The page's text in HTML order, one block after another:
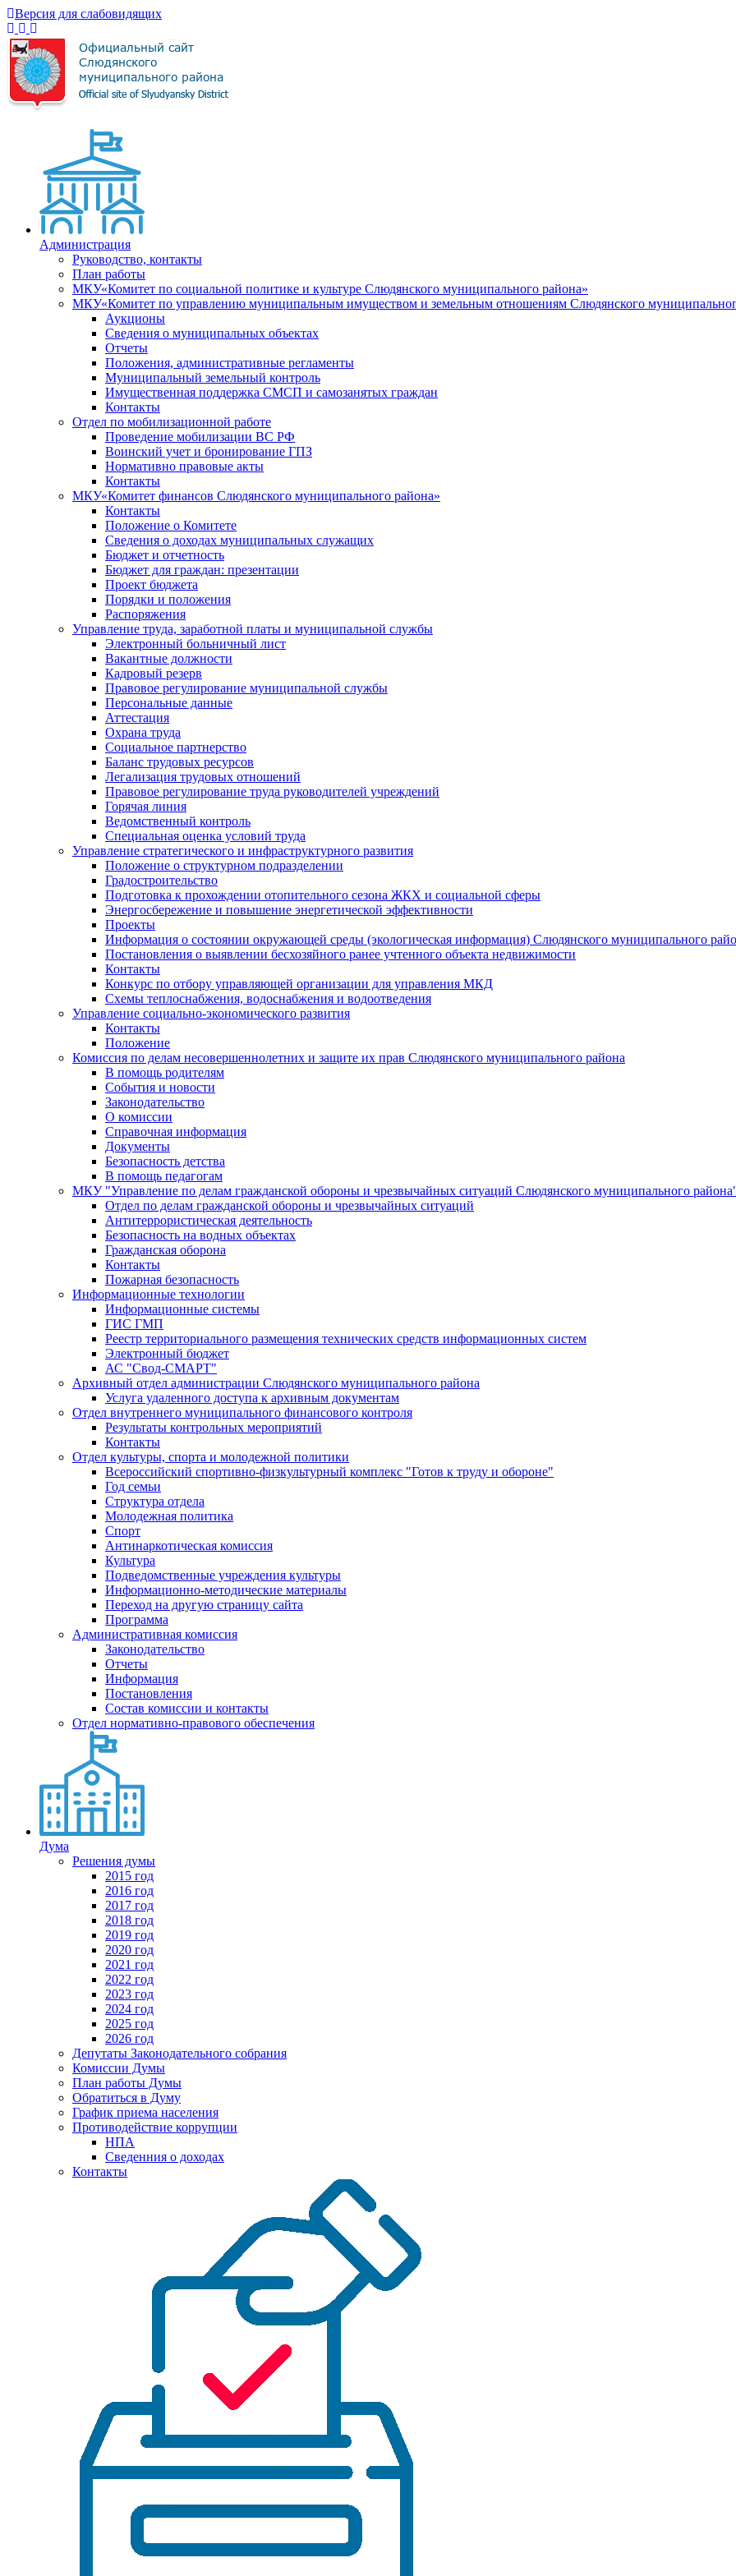
Версия для слабовидящих
Администрация
Руководство, контакты
План работы
МКУ«Комитет по социальной политике и культуре Слюдянского муниципального района»
МКУ«Комитет по управлению муниципальным имуществом и земельным отношениям Слюдянского
Аукционы
Сведения о муниципальных объектах
Отчеты
Положения, административные регламенты
Муниципальный земельный контроль
Имущественная поддержка СМСП и самозанятых граждан
Контакты
Отдел по мобилизационной работе
Проведение мобилизации ВС РФ
Воинский учет и бронирование ГПЗ
Нормативно правовые акты
Контакты
МКУ«Комитет финансов Слюдянского муниципального района»
Контакты
Положение о Комитете
Сведения о доходах муниципальных служащих
Бюджет и отчетность
Бюджет для граждан: презентации
Проект бюджета
Порядки и положения
Распоряжения
Управление труда, заработной платы и муниципальной службы
Электронный больничный лист
Вакантные должности
Кадровый резерв
Правовое регулирование муниципальной службы
Персональные данные
Аттестация
Охрана труда
Социальное партнерство
Баланс трудовых ресурсов
Легализация трудовых отношений
Правовое регулирование труда руководителей учреждений
Горячая линия
Ведомственный контроль
Специальная оценка условий труда
Управление стратегического и инфраструктурного развития
Положение о структурном подразделении
Градостроительство
Подготовка к прохождении отопительного сезона ЖКХ и социальной сферы
Энергосбережение и повышение энергетической эффективности
Проекты
Информация о состоянии окружающей среды (экологическая информация) Слюдянского муниципального
Постановления о выявлении бесхозяйного ранее учтенного объекта недвижимости
Контакты
Конкурс по отбору управляющей организации для управления МКД
Схемы теплоснабжения, водоснабжения и водоотведения
Управление социально-экономического развития
Контакты
Положение
Комиссия по делам несовершеннолетних и защите их прав Слюдянского муниципального района
В помощь родителям
События и новости
Законодательство
О комиссии
Справочная информация
Документы
Безопасность детства
В помощь педагогам
МКУ "Управление по делам гражданской обороны и чрезвычайных ситуаций Слюдянского муниципального
Отдел по делам гражданской обороны и чрезвычайных ситуаций
Антитеррористическая деятельность
Безопасность на водных объектах
Гражданская оборона
Контакты
Пожарная безопасность
Информационные технологии
Информационные системы
ГИС ГМП
Реестр территориального размещения технических средств информационных систем
Электронный бюджет
АС "Свод-СМАРТ"
Архивный отдел администрации Слюдянского муниципального района
Услуга удаленного доступа к архивным документам
Отдел внутреннего муниципального финансового контроля
Результаты контрольных мероприятий
Контакты
Отдел культуры, спорта и молодежной политики
Всероссийский спортивно-физкультурный комплекс "Готов к труду и обороне"
Год семьи
Структура отдела
Молодежная политика
Спорт
Антинаркотическая комиссия
Культура
Подведомственные учреждения культуры
Информационно-методические материалы
Переход на другую страницу сайта
Программа
Административная комиссия
Законодательство
Отчеты
Информация
Постановления
Состав комиссии и контакты
Отдел нормативно-правового обеспечения
Дума
Решения думы
2015 год
2016 год
2017 год
2018 год
2019 год
2020 год
2021 год
2022 год
2023 год
2024 год
2025 год
2026 год
Депутаты Законодательного собрания
Комиссии Думы
План работы Думы
Обратиться в Думу
График приема населения
Противодействие коррупции
НПА
Сведенния о доходах
Контакты